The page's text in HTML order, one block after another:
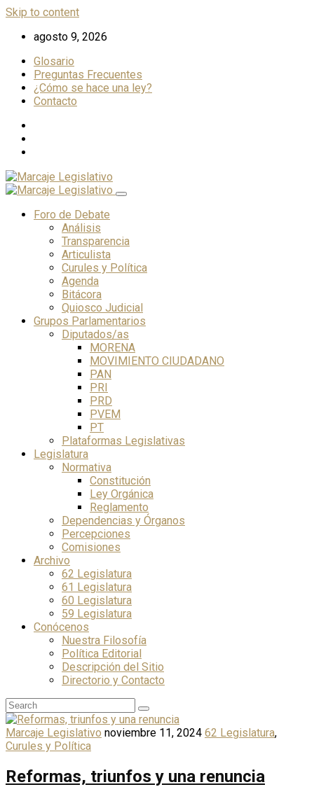
Skip to content
agosto 9, 2026
Glosario
Preguntas Frecuentes
¿Cómo se hace una ley?
Contacto
Foro de Debate
Análisis
Transparencia
Articulista
Curules y Política
Agenda
Bitácora
Quiosco Judicial
Grupos Parlamentarios
Diputados/as
MORENA
MOVIMIENTO CIUDADANO
PAN
PRI
PRD
PVEM
PT
Plataformas Legislativas
Legislatura
Normativa
Constitución
Ley Orgánica
Reglamento
Dependencias y Órganos
Percepciones
Comisiones
Archivo
62 Legislatura
61 Legislatura
60 Legislatura
59 Legislatura
Conócenos
Nuestra Filosofía
Política Editorial
Descripción del Sitio
Directorio y Contacto
Marcaje Legislativo noviembre 11, 2024 62 Legislatura,
Curules y Política
Reformas, triunfos y una renuncia